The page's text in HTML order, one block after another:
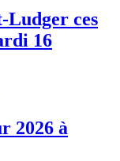
Ludger ces
16
2026 à